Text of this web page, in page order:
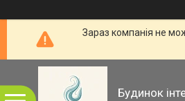
Зараз компанія не
Будинок